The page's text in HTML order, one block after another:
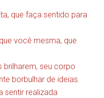
que faça sentido para
você mesma, que
brilharem, seu corpo
borbulhar de ideias.
sentir realizada